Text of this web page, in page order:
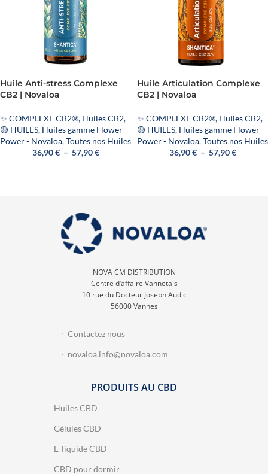
Huile Anti-stress Complexe
CB2 | Novaloa
✨ COMPLEXE CB2®, Huiles CB2,
🟡 HUILES, Huiles gamme Flower
Power - Novaloa,Toutes nos Huiles
36,90€ – 57,90€
Huile Articulation Complexe
CB2 | Novaloa
✨ COMPLEXE CB2®, Huiles CB2,
🟡 HUILES, Huiles gamme Flower
Power - Novaloa,Toutes nos Huiles
36,90€ – 57,90€
NOVA CM DISTRIBUTION
Centre d’affaire Vannetais
10 rue du Docteur Joseph Audic
56000 Vannes
Contactez nous
novaloa.info@novaloa.com
PRODUITS AU CBD
Huiles CBD
Gélules CBD
E-liquide CBD
CBD pour dormir